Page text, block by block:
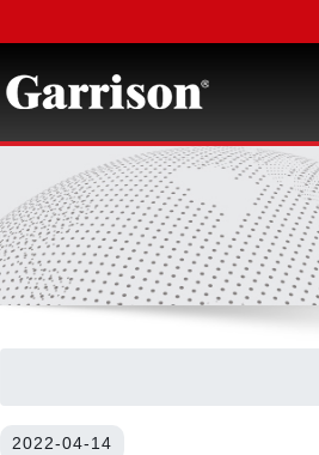
2022-04-14